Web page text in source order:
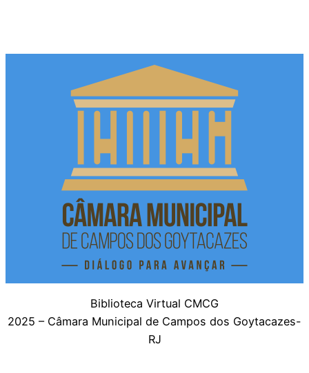
Biblioteca Virtual CMCG
2025 – Câmara Municipal de Campos dos Goytacazes-
RJ